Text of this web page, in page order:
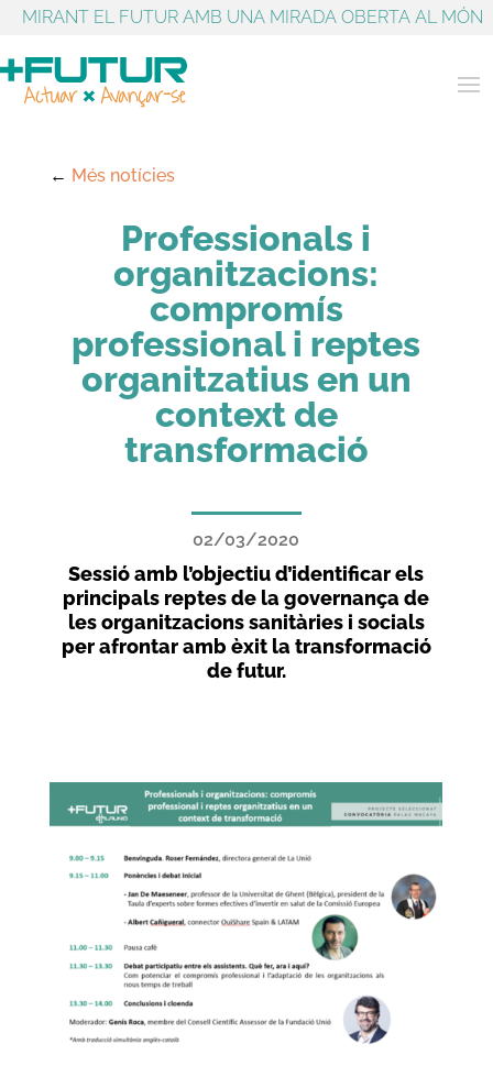
MIRANT EL FUTUR AMB UNA MIRADA OBERTA AL MÓN
← Més notícies
Professionals i
organitzacions:
compromís
professional i reptes
organitzatius en un
context de
transformació
02/03/2020
Sessió amb l’objectiu d’identificar els
principals reptes de la governança de
les organitzacions sanitàries i socials
per afrontar amb èxit la transformació
de futur.